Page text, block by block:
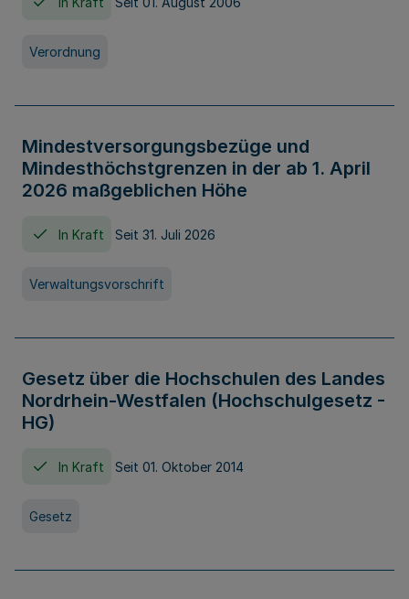
Verordnung
Mindestversorgungsbezüge und
Mindesthöchstgrenzen in der ab 1. April
2026 maßgeblichen Höhe
In Kraft Seit 31. Juli 2026
Verwaltungsvorschrift
Gesetz über die Hochschulen des Landes
Nordrhein-Westfalen (Hochschulgesetz -
HG)
In Kraft Seit 01. Oktober 2014
Gesetz